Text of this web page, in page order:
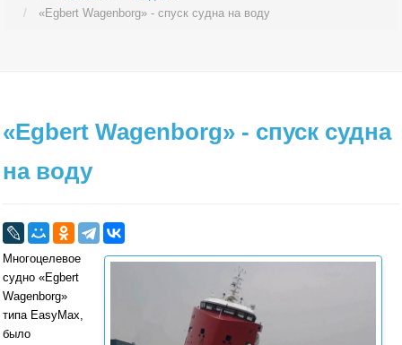
«Egbert Wagenborg» - спуск судна на воду
«Egbert Wagenborg» - спуск судна
на воду
Многоцелевое
судно «Egbert
Wagenborg»
типа EasyMax,
было